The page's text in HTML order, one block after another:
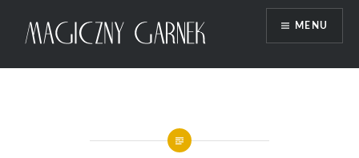
Magiczny Garnek
MENU